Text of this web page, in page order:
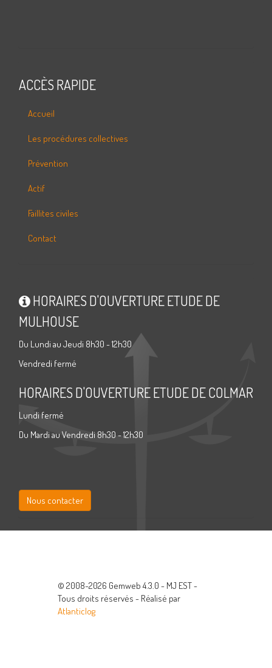
ACCÈS RAPIDE
Accueil
Les procédures collectives
Prévention
Actif
Faillites civiles
Contact
HORAIRES D'OUVERTURE ETUDE DE
MULHOUSE
Du Lundi au Jeudi 8h30 - 12h30
Vendredi fermé
HORAIRES D'OUVERTURE ETUDE DE COLMAR
Lundi fermé
Du Mardi au Vendredi 8h30 - 12h30
Nous contacter
© 2008-2026 Gemweb 4.3.0 - MJ EST -
Tous droits réservés - Réalisé par
Atlanticlog